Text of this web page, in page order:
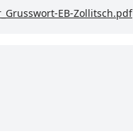
EB-Zollitsch.pdf